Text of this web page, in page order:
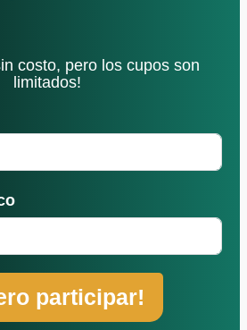
costo, pero los cupos son
limitados!
participar!